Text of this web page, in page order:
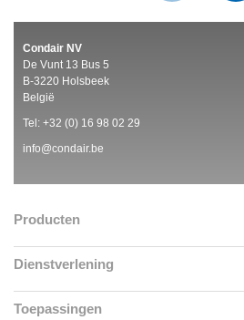
Condair NV
De Vunt 13 Bus 5
B-3220 Holsbeek
België
Tel: +32 (0) 16 98 02 29
info@condair.be
Producten
Dienstverlening
Toepassingen